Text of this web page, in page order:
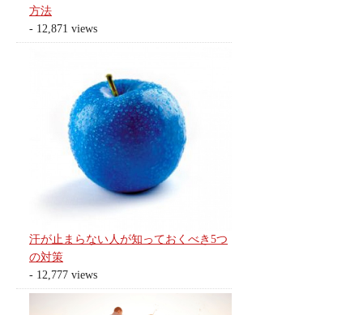
方法
- 12,871 views
汗が止まらない人が知っておくべき5つ
の対策
- 12,777 views